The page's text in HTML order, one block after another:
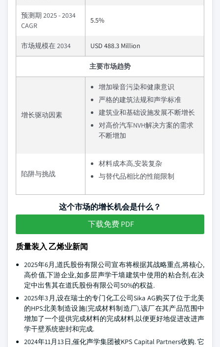
预测期 2025 - 2034
CAGR
5.5%
市场规模在 2034 USD 488.3 Million
主要市场趋势
增长驱动因素
增加噪音污染和健康意识
严格的建筑法规和声学标准
建筑业和基础设施发展不断增长
对高价汽车NVH解决方案的需求
不断增加
陷阱与挑战
材料成本高,安装复杂
与替代品相比的性能限制
这个市场的增长机会是什么？
下载免费 PDF
质量装入 乙烯业新闻
2025年6月,道氏股份有限公司宣布将根据其战略重点,将核心,
高价值,下游企业,如多层声学干墙建筑中使用的粘合剂,在决
定中出售其在道氏股份有限公司50%的权益.
2025年3月,设在瑞士的专门化工公司Sika AG购买了位于北美
的HPS北美制造设施(完成材料制造厂),该厂在其产品范围中
增加了一个提供完成材料的完成材料,以便更好地促进改进声
学干壁系统密封和完成.
2024年11月13日,催化声学集团被KPS Capital Partners收购. 它